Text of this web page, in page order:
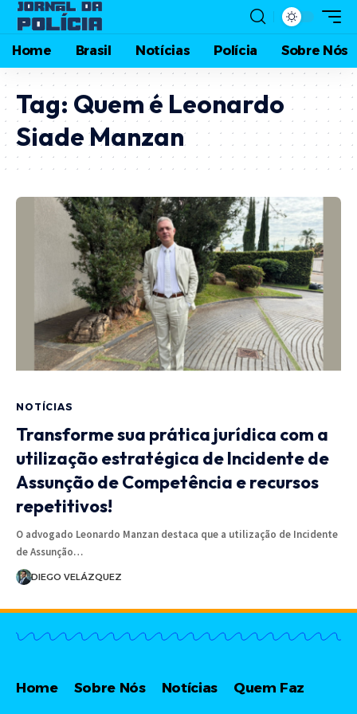
Home Brasil Notícias Polícia Sobre Nós
Tag: Quem é Leonardo
Siade Manzan
NOTÍCIAS
Transforme sua prática jurídica com a
utilização estratégica de Incidente de
Assunção de Competência e recursos
repetitivos!
O advogado Leonardo Manzan destaca que a utilização de Incidente
de Assunção…
DIEGO VELÁZQUEZ
Home Sobre Nós Notícias Quem Faz